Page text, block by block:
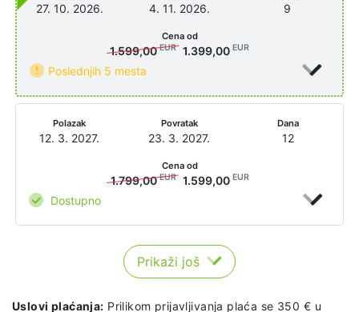
27. 10. 2026. 4. 11. 2026. 9
Poslednjih 5 mesta
Cena od
1.599,00EUR 1.399,00 EUR
Polazak
12. 3. 2027.
Povratak
23. 3. 2027.
Dana
12
Dostupno
Cena od
1.799,00EUR 1.599,00 EUR
Prikaži još
Uslovi plaćanja: Prilikom prijavljivanja plaća se 350 € u